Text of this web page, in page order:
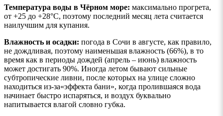
Температура воды в Чёрном море: максимально прогрета,
от +25 до +28°C, поэтому последний месяц лета считается
наилучшим для купания.
Влажность и осадки: погода в Сочи в августе, как правило,
не дождливая, поэтому наименьшая влажность (66%), в то
время как в периоды дождей (апрель – июнь) влажность
может достигать 90%. Иногда летом бывают сильные
субтропические ливни, после которых на улице сложно
находиться из-за«эффекта бани», когда пролившаяся вода
начинает быстро испаряться, и воздух буквально
напитывается влагой словно губка.